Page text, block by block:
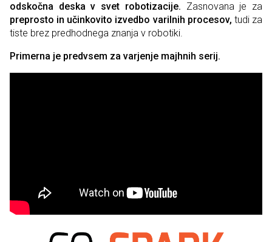
odskočna deska v svet robotizacije. Zasnovana je za
preprosto in učinkovito izvedbo varilnih procesov, tudi za
tiste brez predhodnega znanja v robotiki.
Primerna je predvsem za varjenje majhnih serij.